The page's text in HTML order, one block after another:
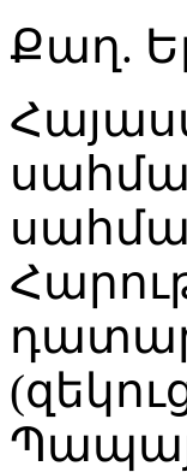
Քաղ.